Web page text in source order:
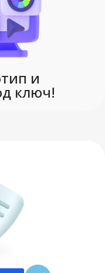
и
ключ!